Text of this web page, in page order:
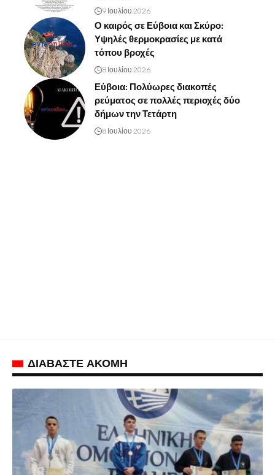
9 Ιουλίου 2026
Ο καιρός σε Εύβοια και Σκύρο:
Υψηλές θερμοκρασίες με κατά
τόπου βροχές
8 Ιουλίου 2026
Εύβοια: Πολύωρες διακοπές
ρεύματος σε πολλές περιοχές δύο
δήμων την Τετάρτη
8 Ιουλίου 2026
ΔΙΑΒΑΣΤΕ ΑΚΟΜΗ